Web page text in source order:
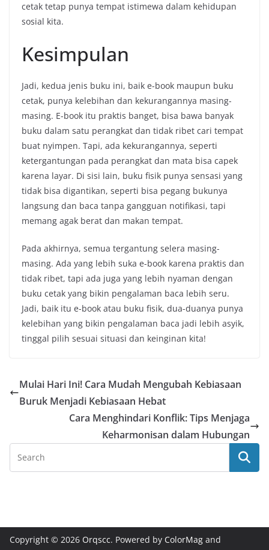
cetak tetap punya tempat istimewa dalam kehidupan
sosial kita.
Kesimpulan
Jadi, kedua jenis buku ini, baik e-book maupun buku
cetak, punya kelebihan dan kekurangannya masing-
masing. E-book itu praktis banget, bisa bawa banyak
buku dalam satu perangkat dan tidak ribet cari tempat
buat nyimpen. Tapi, ada kekurangannya, seperti
ketergantungan pada perangkat dan mata bisa capek
karena layar. Di sisi lain, buku fisik punya sensasi yang
tidak bisa digantikan, seperti bisa pegang bukunya
langsung dan baca tanpa gangguan notifikasi, tapi
memang agak berat dan makan tempat.
Pada akhirnya, semua tergantung selera masing-
masing. Ada yang lebih suka e-book karena praktis dan
tidak ribet, tapi ada juga yang lebih nyaman dengan
buku cetak yang bikin pengalaman baca lebih seru.
Jadi, baik itu e-book atau buku fisik, dua-duanya punya
kelebihan yang bikin pengalaman baca jadi lebih asyik,
tinggal pilih sesuai situasi dan keinginan kita!
Mulai Hari Ini! Cara Mudah Mengubah Kebiasaan
Buruk Menjadi Kebiasaan Hebat
Cara Menghindari Konflik: Tips Menjaga
Keharmonisan dalam Hubungan
Copyright © 2026 Orqscc. Powered by ColorMag and